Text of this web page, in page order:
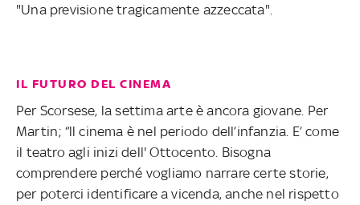
"Una previsione tragicamente azzeccata".
IL FUTURO DEL CINEMA
Per Scorsese, la settima arte è ancora giovane. Per
Martin; “ll cinema è nel periodo dell’infanzia. E’ come
il teatro agli inizi dell' Ottocento. Bisogna
comprendere perché vogliamo narrare certe storie,
per poterci identificare a vicenda, anche nel rispetto